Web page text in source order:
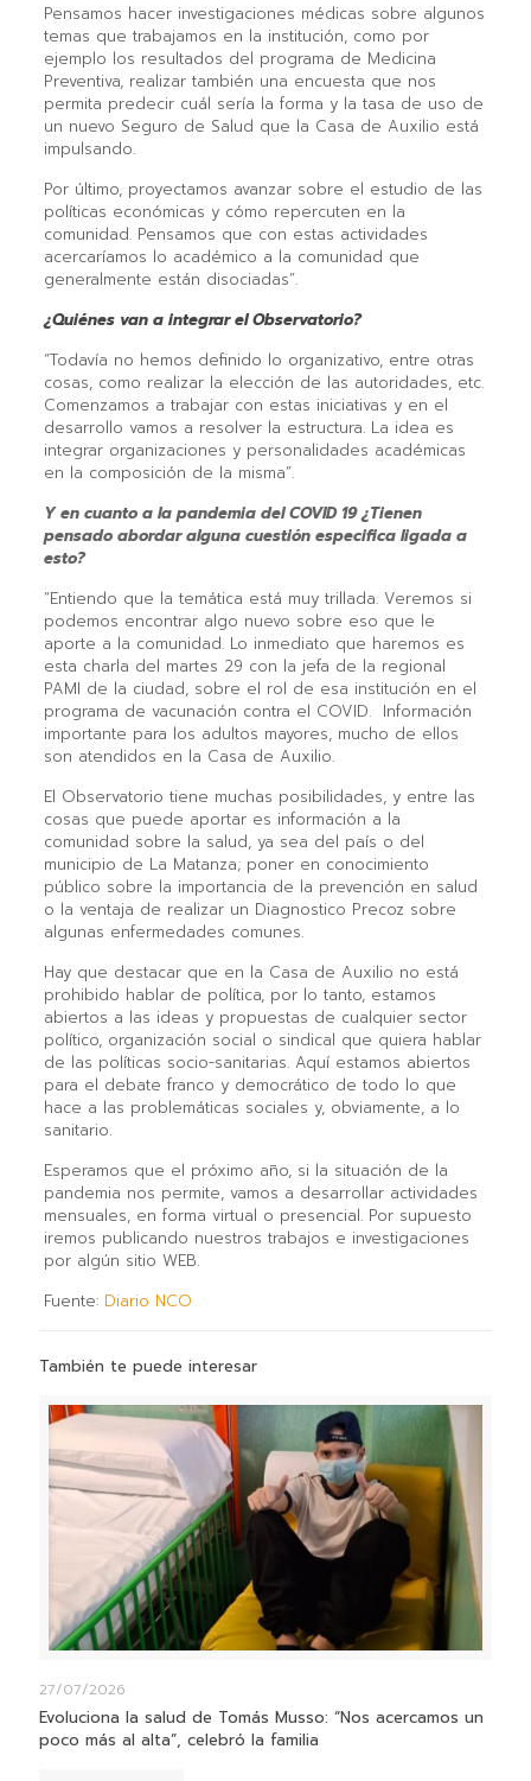
Pensamos hacer investigaciones médicas sobre algunos
temas que trabajamos en la institución, como por
ejemplo los resultados del programa de Medicina
Preventiva, realizar también una encuesta que nos
permita predecir cuál sería la forma y la tasa de uso de
un nuevo Seguro de Salud que la Casa de Auxilio está
impulsando.
Por último, proyectamos avanzar sobre el estudio de las
políticas económicas y cómo repercuten en la
comunidad. Pensamos que con estas actividades
acercaríamos lo académico a la comunidad que
generalmente están disociadas”.
¿Quiénes van a integrar el Observatorio?
“Todavía no hemos definido lo organizativo, entre otras
cosas, como realizar la elección de las autoridades, etc.
Comenzamos a trabajar con estas iniciativas y en el
desarrollo vamos a resolver la estructura. La idea es
integrar organizaciones y personalidades académicas
en la composición de la misma”.
Y en cuanto a la pandemia del COVID 19 ¿Tienen
pensado abordar alguna cuestión especifica ligada a
esto?
“Entiendo que la temática está muy trillada. Veremos si
podemos encontrar algo nuevo sobre eso que le
aporte a la comunidad. Lo inmediato que haremos es
esta charla del martes 29 con la jefa de la regional
PAMI de la ciudad, sobre el rol de esa institución en el
programa de vacunación contra el COVID. Información
importante para los adultos mayores, mucho de ellos
son atendidos en la Casa de Auxilio.
El Observatorio tiene muchas posibilidades, y entre las
cosas que puede aportar es información a la
comunidad sobre la salud, ya sea del país o del
municipio de La Matanza; poner en conocimiento
público sobre la importancia de la prevención en salud
o la ventaja de realizar un Diagnostico Precoz sobre
algunas enfermedades comunes.
Hay que destacar que en la Casa de Auxilio no está
prohibido hablar de política, por lo tanto, estamos
abiertos a las ideas y propuestas de cualquier sector
político, organización social o sindical que quiera hablar
de las políticas socio-sanitarias. Aquí estamos abiertos
para el debate franco y democrático de todo lo que
hace a las problemáticas sociales y, obviamente, a lo
sanitario.
Esperamos que el próximo año, si la situación de la
pandemia nos permite, vamos a desarrollar actividades
mensuales, en forma virtual o presencial. Por supuesto
iremos publicando nuestros trabajos e investigaciones
por algún sitio WEB.
Fuente: Diario NCO
También te puede interesar
27/07/2026
Evoluciona la salud de Tomás Musso: “Nos acercamos un
poco más al alta”, celebró la familia